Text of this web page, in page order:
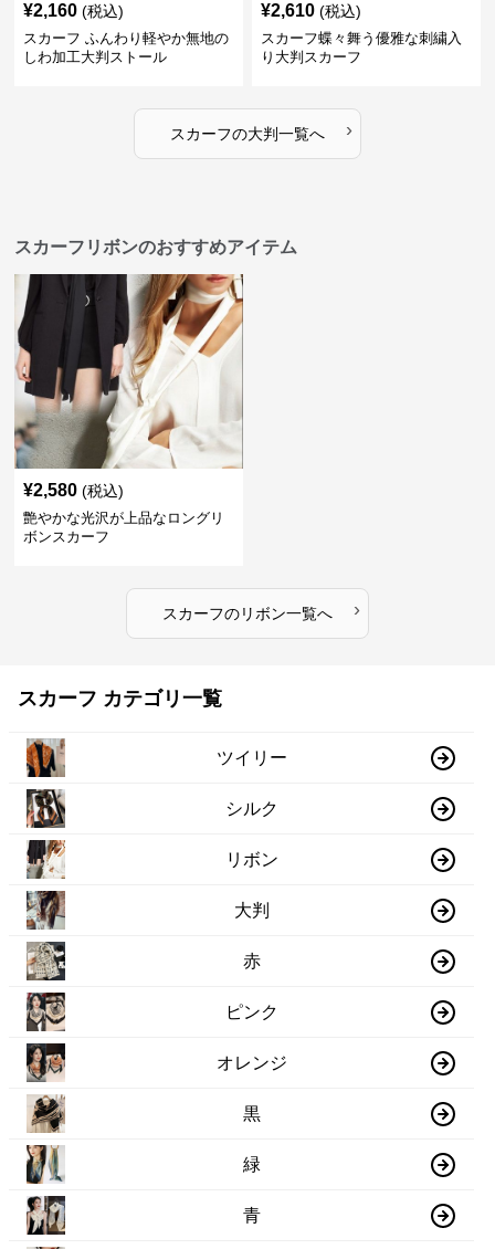
¥2,160 (税込)
スカーフ ふんわり軽やか無地の
しわ加工大判ストール
¥2,610 (税込)
スカーフ蝶々舞う優雅な刺繍入
り大判スカーフ
スカーフの大判一覧へ ›
スカーフリボンのおすすめアイテム
¥2,580 (税込)
艶やかな光沢が上品なロングリ
ボンスカーフ
スカーフのリボン一覧へ ›
スカーフ カテゴリ一覧
ツイリー
シルク
リボン
大判
赤
ピンク
オレンジ
黒
緑
青